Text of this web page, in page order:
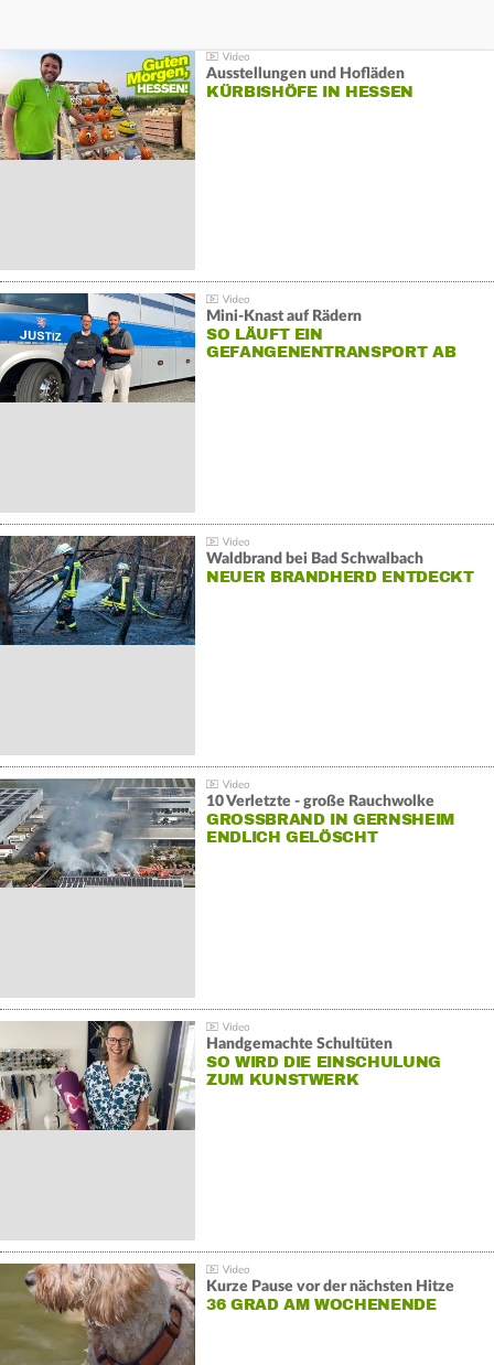
Ausstellungen und Hofläden
KÜRBISHÖFE IN HESSEN
Mini-Knast auf Rädern
SO LÄUFT EIN
GEFANGENENTRANSPORT AB
Waldbrand bei Bad Schwalbach
NEUER BRANDHERD ENTDECKT
10 Verletzte - große Rauchwolke
GROSSBRAND IN GERNSHEIM E
NDLICH GELÖSCHT
Handgemachte Schultüten
SO WIRD DIE EINSCHULUNG
ZUM KUNSTWERK
Kurze Pause vor der nächsten Hitze
36 GRAD AM WOCHENENDE